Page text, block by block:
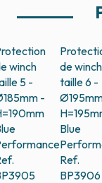
winch
5 -
-
de winch
taille 6 -
Blue
Ref.
BP3906